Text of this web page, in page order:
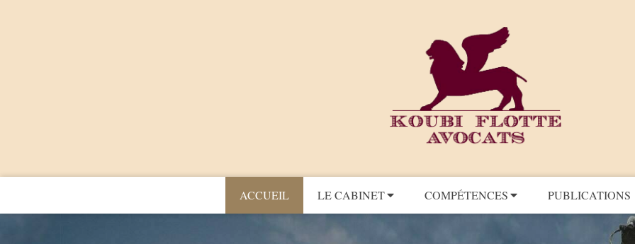
ACCUEIL LE CABINET COMPÉTENCES PUBLICATIONS